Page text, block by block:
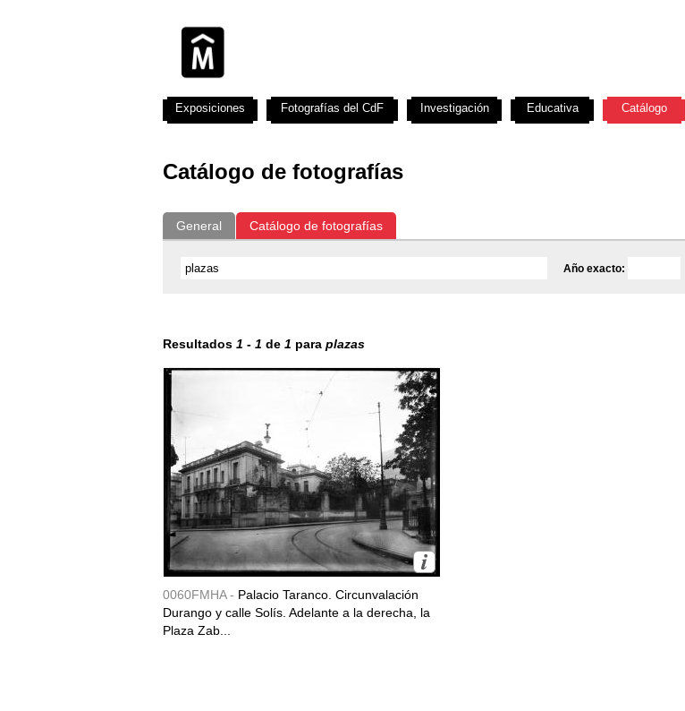
Catálogo de fotografías
General Catálogo de fotografías
Año exacto:
Resultados 1 - 1 de 1 para plazas
0060FMHA - Palacio Taranco. Circunvalación
Durango y calle Solís. Adelante a la derecha, la
Plaza Zab...
Exposiciones Fotografías del CdF Investigación Educativa Catálogo